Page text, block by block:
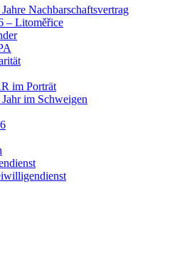
Nachbarschaftsvertrag
– Litoměřice
im Porträt
im Schweigen